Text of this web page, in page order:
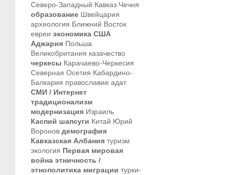
Северо-Западный Кавказ Чечня
образование Швейцария
археология Ближний Восток
евреи экономика США
Аджария Польша
Великобритания казачество
черкесы Карачаево-Черкесия
Северная Осетия Кабардино-
Балкария православие адат
СМИ / Интернет
традиционализм
модернизация Израиль
Каспий шапсуги Китай Юрий
Воронов демография
Кавказская Албания туризм
экология Первая мировая
война этничность /
этнополитика миграции турки-